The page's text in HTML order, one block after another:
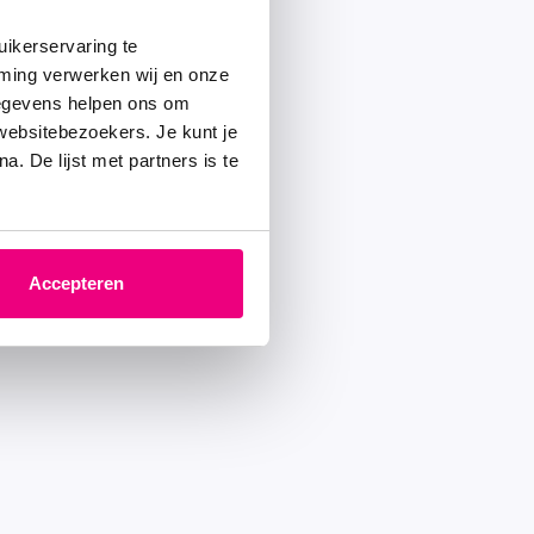
te
verwerken wij en onze
helpen ons om
Je kunt je
De lijst met partners is te
Accepteren